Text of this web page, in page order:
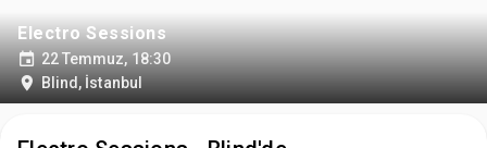
Electro Sessions
22 Temmuz, 18:30
Blind , İstanbul